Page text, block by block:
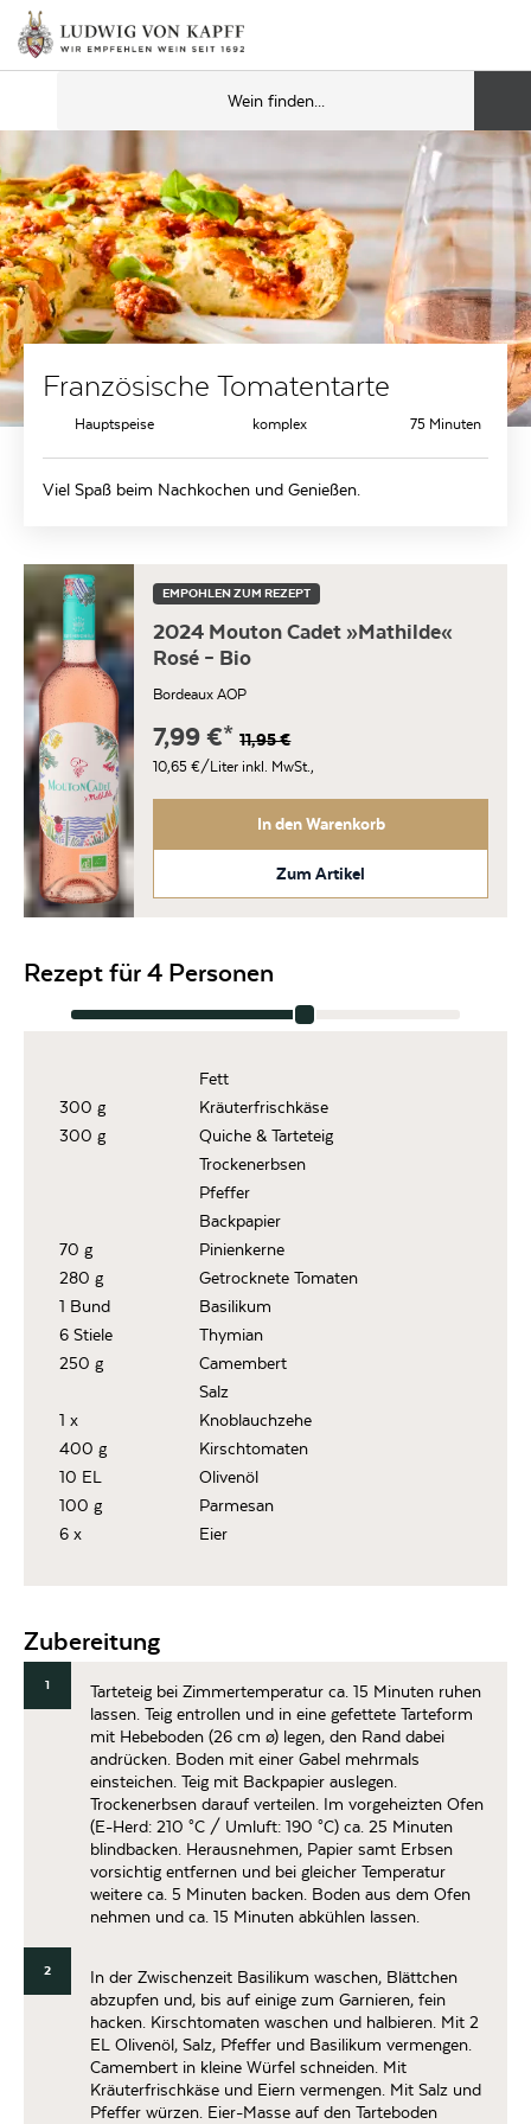
Französische Tomatentarte
Hauptspeise komplex 75 Minuten
Viel Spaß beim Nachkochen und Genießen.
EMPOHLEN ZUM REZEPT
2024 Mouton Cadet »Mathilde«
Rosé – Bio
Bordeaux AOP
7,99€ 11,95€
10,65 €/Liter inkl. MwSt.,
In den Warenkorb
Zum Artikel
Rezept für 4 Personen
Fett
300 g
Kräuterfrischkäse
300 g
Quiche & Tarteteig
Trockenerbsen
Pfeffer
Backpapier
70 g
Pinienkerne
280 g
Getrocknete Tomaten
1 Bund
Basilikum
6 Stiele
Thymian
250 g
Camembert
Salz
1 x
Knoblauchzehe
400 g
Kirschtomaten
10 EL
Olivenöl
100 g
Parmesan
6 x
Eier
Zubereitung
1
Tarteteig bei Zimmertemperatur ca. 15 Minuten ruhen
lassen. Teig entrollen und in eine gefettete Tarteform
mit Hebeboden (26 cm ø) legen, den Rand dabei
andrücken. Boden mit einer Gabel mehrmals
einsteichen. Teig mit Backpapier auslegen.
Trockenerbsen darauf verteilen. Im vorgeheizten Ofen
(E-Herd: 210 °C / Umluft: 190 °C) ca. 25 Minuten
blindbacken. Herausnehmen, Papier samt Erbsen
vorsichtig entfernen und bei gleicher Temperatur
weitere ca. 5 Minuten backen. Boden aus dem Ofen
nehmen und ca. 15 Minuten abkühlen lassen.
2
In der Zwischenzeit Basilikum waschen, Blättchen
abzupfen und, bis auf einige zum Garnieren, fein
hacken. Kirschtomaten waschen und halbieren. Mit 2
EL Olivenöl, Salz, Pfeffer und Basilikum vermengen.
Camembert in kleine Würfel schneiden. Mit
Kräuterfrischkäse und Eiern vermengen. Mit Salz und
Pfeffer würzen. Eier-Masse auf den Tarteboden